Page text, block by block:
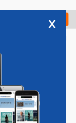
Check in
Vacatures
x